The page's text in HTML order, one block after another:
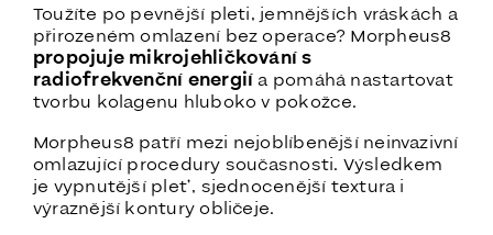
Toužíte po pevnější pleti, jemnějších vráskách a
přirozeném omlazení bez operace? Morpheus8
propojuje mikrojehličkování s
radiofrekvenční energií a pomáhá nastartovat
tvorbu kolagenu hluboko v pokožce.
Morpheus8 patří mezi nejoblíbenější neinvazivní
omlazující procedury současnosti. Výsledkem
je vypnutější pleť, sjednocenější textura i
výraznější kontury obličeje.